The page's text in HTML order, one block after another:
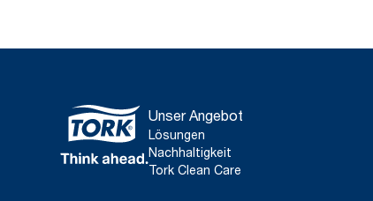
Unser Angebot
Lösungen
Nachhaltigkeit
Tork Clean Care